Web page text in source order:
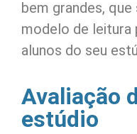
bem grandes,
modelo de
alunos do seu
Avaliação
estúdio